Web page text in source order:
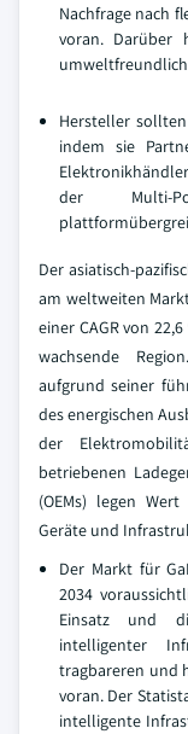
Nachfrage nach
voran. Darüber
Hersteller
indem sie
der Multi-
Der asiatisch-
am weltweiten
einer CAGR von
wachsende
aufgrund seiner
des energischen
der
betriebenen
(OEMs) legen
Geräte und
Der Markt für
2034
Einsatz und
intelligenter
tragbareren und
voran. Der
intelligente